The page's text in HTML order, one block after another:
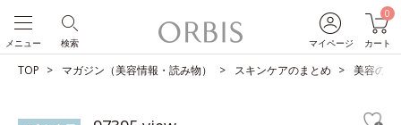
マイページ
0
カート
検索
メニュー
TOP マガジン（美容情報・読み物） スキンケアのまとめ 美容のプ